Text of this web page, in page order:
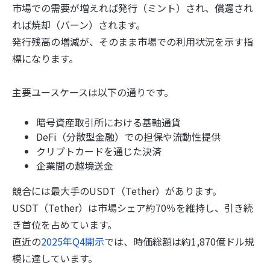
市場での需要が増えれば発行（ミント）され、償還され
れば焼却（バーン）されます。
発行残高の増減が、そのまま市場での利用状況を示す指
標になります。
主要ユースケースは以下の通りです。
暗号資産取引所における基軸通貨
DeFi（分散型金融）での担保や流動性提供
クリプトカードを通じた決済
企業間の越境送金
競合には最大手のUSDT（Tether）があります。
USDT（Tether）は市場シェア約70％を維持し、引き続
き首位を占めています。
直近の2025年Q4開示では、時価総額は約1,870億ドル規
模に達しています。